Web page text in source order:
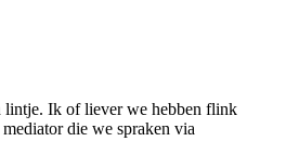
lintje. Ik of liever we hebben flink
mediator die we spraken via